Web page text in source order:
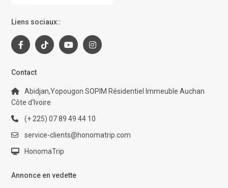
Liens sociaux::
Contact
Abidjan,Yopougon SOPIM Résidentiel Immeuble Auchan
Côte d‘Ivoire
(+ 225) 07 89 49 44 10
service-clients@honomatrip.com
HonomaTrip
Annonce en vedette